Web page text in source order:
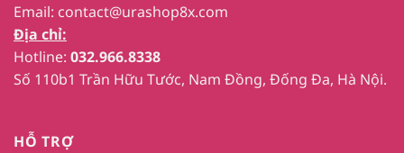
Email: contact@urashop8x.com
Địa chỉ:
Hotline: 032.966.8338
Số 110b1 Trần Hữu Tước, Nam Đồng, Đống Đa, Hà Nội.
HỖ TRỢ